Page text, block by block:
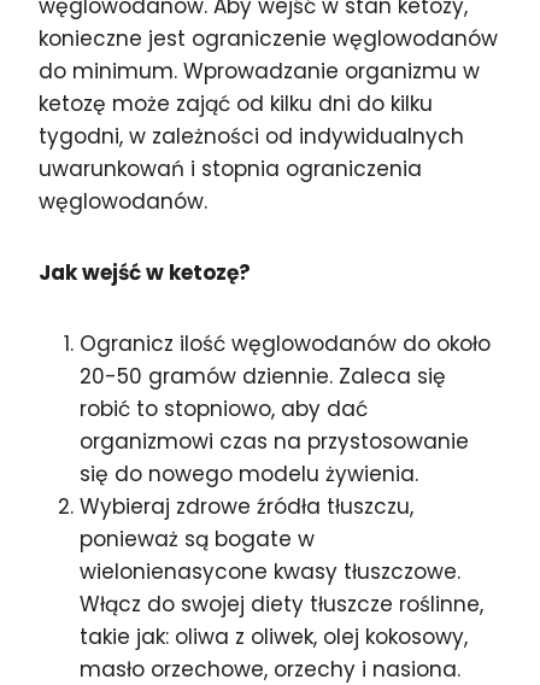
konieczne jest ograniczenie węglowodanów
do minimum. Wprowadzanie organizmu w
ketozę może zająć od kilku dni do kilku
tygodni, w zależności od indywidualnych
uwarunkowań i stopnia ograniczenia
węglowodanów.
Jak wejść w ketozę?
Ogranicz ilość węglowodanów do około
20-50 gramów dziennie. Zaleca się
robić to stopniowo, aby dać
organizmowi czas na przystosowanie
się do nowego modelu żywienia.
Wybieraj zdrowe źródła tłuszczu,
ponieważ są bogate w
wielonienasycone kwasy tłuszczowe.
Włącz do swojej diety tłuszcze roślinne,
takie jak: oliwa z oliwek, olej kokosowy,
masło orzechowe, orzechy i nasiona.